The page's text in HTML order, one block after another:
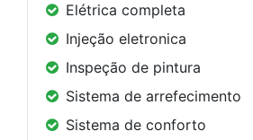
Elétrica completa
Injeção eletronica
Inspeção de pintura
Sistema de arrefecimento
Sistema de conforto